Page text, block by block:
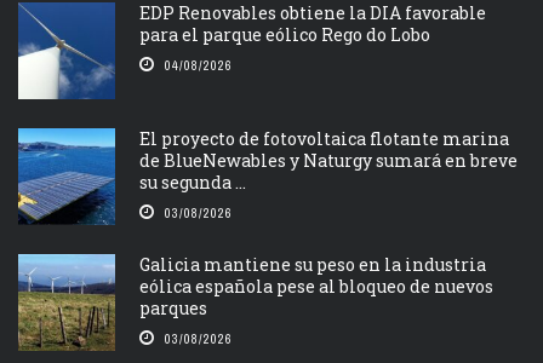
EDP Renovables obtiene la DIA favorable
para el parque eólico Rego do Lobo
04/08/2026
El proyecto de fotovoltaica flotante marina
de BlueNewables y Naturgy sumará en breve
su segunda ...
03/08/2026
Galicia mantiene su peso en la industria
eólica española pese al bloqueo de nuevos
parques
03/08/2026